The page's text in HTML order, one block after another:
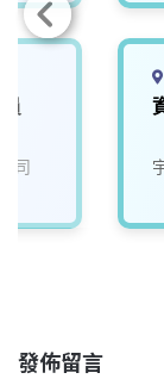
司
發佈留言